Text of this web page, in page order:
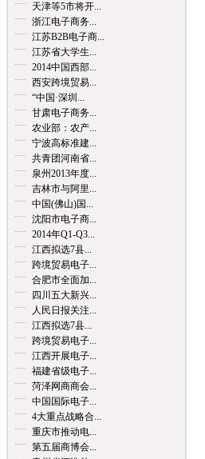
天津等5市将开...
浙江电子商务...
江苏B2B电子商...
江苏省大学生...
2014中国西部...
西安跨境贸易...
“中国·深圳...
甘肃电子商务...
农业部：农产...
宁波高标准建...
共青团河南省...
泉州2013年度...
吉林市与阿里...
中国(佛山)国...
沈阳市电子商...
2014年Q1-Q3...
江西拟选7县...
跨境贸易电子...
合肥市全面加...
四川五大新兴...
人民日报关注...
江西拟选7县...
跨境贸易电子...
江西开展电子...
福建省级电子...
菏泽网商商会...
中国国际电子...
4大重点战略合...
重庆市推动电...
第五届商博会...